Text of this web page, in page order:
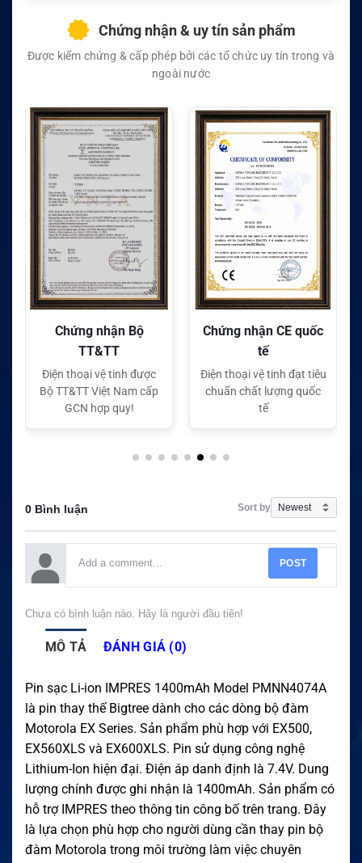
Chứng nhận & uy tín sản phẩm
Được kiểm chứng & cấp phép bởi các tổ chức uy tín trong và
ngoài nước
Chứng nhận Bộ
TT&TT
Điện thoại vệ tinh được
Bộ TT&TT Việt Nam cấp
GCN hợp quy!
Chứng nhận CE quốc
tế
Điện thoại vệ tinh đạt tiêu
chuẩn chất lượng quốc
tế
0 Bình luận Sort by
POST
Chưa có bình luận nào. Hãy là người đầu tiên!
MÔ TẢ ĐÁNH GIÁ (0)
Pin sạc Li-ion IMPRES 1400mAh Model PMNN4074A
là pin thay thế Bigtree dành cho các dòng bộ đàm
Motorola EX Series. Sản phẩm phù hợp với EX500,
EX560XLS và EX600XLS. Pin sử dụng công nghệ
Lithium-Ion hiện đại. Điện áp danh định là 7.4V. Dung
lượng chính được ghi nhận là 1400mAh. Sản phẩm có
hỗ trợ IMPRES theo thông tin công bố trên trang. Đây
là lựa chọn phù hợp cho người dùng cần thay pin bộ
đàm Motorola trong môi trường làm việc chuyên